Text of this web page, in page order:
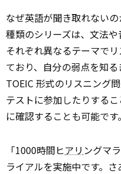
なぜ英語が聞き取れない
種類のシリーズは、文法や
それぞれ異なるテーマで
ており、自分の弱点を知る
TOEIC 形式のリスニング
テストに参加したりする
に確認することも可能です。
「1000時間ヒアリ ングマ
ライアルを実施中です。